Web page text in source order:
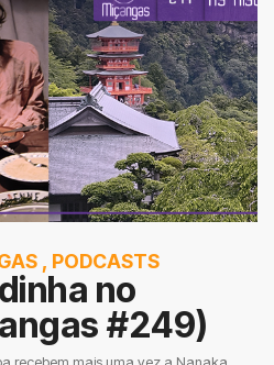
, PODCASTS
no
#249)